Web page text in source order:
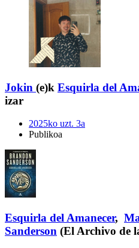
Jokin (e)k Esquirla del
izar
2025ko uzt. 3a
Publikoa
Esquirla del Amanecer,
Sanderson (El Archivo de